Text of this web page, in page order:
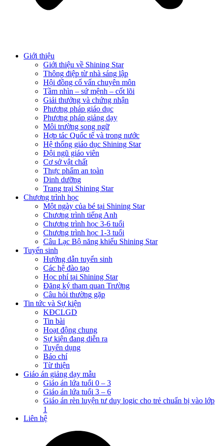
Giới thiệu
Giới thiệu về Shining Star
Thông điệp từ nhà sáng lập
Hội đồng cố vấn chuyên môn
Tầm nhìn – sứ mệnh – cốt lõi
Giải thưởng và chứng nhận
Phương pháp giáo dục
Phương pháp giảng dạy
Môi trường song ngữ
Hợp tác Quốc tế và trong nước
Hệ thống giáo dục Shining Star
Đội ngũ giáo viên
Cơ sở vật chất
Thực phẩm an toàn
Dinh dưỡng
Trang trại Shining Star
Chương trình học
Một ngày của bé tại Shining Star
Chương trình tiếng Anh
Chương trình học 3-6 tuổi
Chương trình học 1-3 tuổi
Câu Lạc Bộ năng khiếu Shining Star
Tuyển sinh
Hướng dẫn tuyển sinh
Các hệ đào tạo
Học phí tại Shining Star
Đăng ký tham quan Trường
Câu hỏi thường gặp
Tin tức và Sự kiện
KĐCLGD
Tin bài
Hoạt động chung
Sự kiện đang diễn ra
Tuyển dụng
Báo chí
Từ thiện
Giáo án giảng dạy mẫu
Giáo án lứa tuổi 0 – 3
Giáo án lứa tuổi 3 – 6
Giáo án rèn luyện tư duy logic cho trẻ chuẩn bị vào lớp
1
Liên hệ